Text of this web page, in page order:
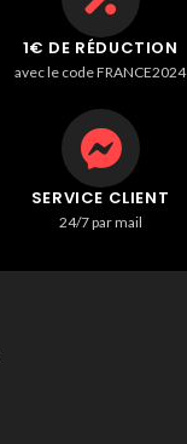
1€ DE RÉDUCTION
avec le code FRANCE2024
SERVICE CLIENT
24/7 par mail